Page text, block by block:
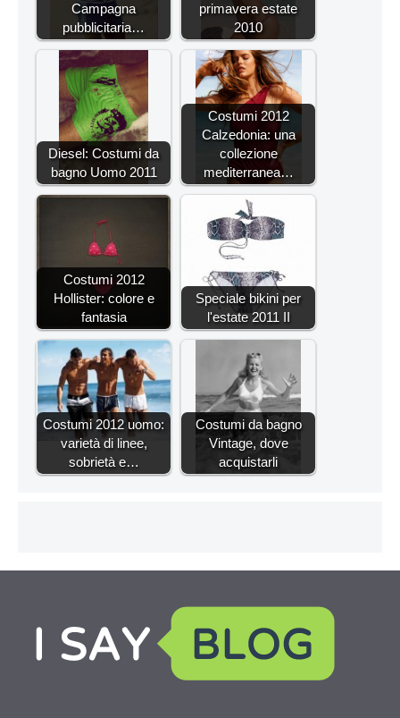
Campagna
pubblicitaria…
primavera estate
2010
Diesel: Costumi da
bagno Uomo 2011
Costumi 2012
Calzedonia: una
collezione
mediterranea…
Costumi 2012
Hollister: colore e
fantasia
Speciale bikini per
l'estate 2011 II
Costumi 2012 uomo:
varietà di linee,
sobrietà e…
Costumi da bagno
Vintage, dove
acquistarli